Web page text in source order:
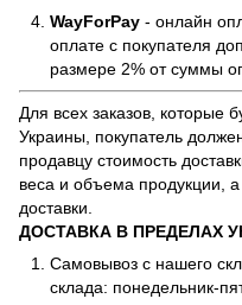
WayForPay - онлайн
оплате с покупателя
размере 2% от суммы
Для всех заказов, которые
Украины, покупатель
продавцу стоимость
веса и объема продукции,
доставки.
ДОСТАВКА В ПРЕДЕЛАХ
Самовывоз с нашего
склада: понедельник-